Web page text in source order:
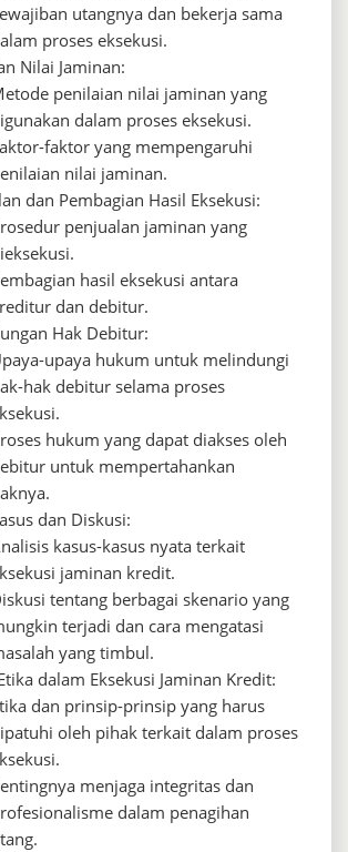
utangnya dan bekerja sama
proses eksekusi.
Nilai Jaminan:
penilaian nilai jaminan yang
dalam proses eksekusi.
faktor yang mempengaruhi
nilai jaminan.
dan Pembagian Hasil Eksekusi:
penjualan jaminan yang
hasil eksekusi antara
dan debitur.
Hak Debitur:
upaya hukum untuk melindungi
hak debitur selama proses
hukum yang dapat diakses oleh
untuk mempertahankan
dan Diskusi:
kasus-kasus nyata terkait
jaminan kredit.
tentang berbagai skenario yang
terjadi dan cara mengatasi
yang timbul.
dalam Eksekusi Jaminan Kredit:
dan prinsip-prinsip yang harus
oleh pihak terkait dalam proses
menjaga integritas dan
dalam penagihan